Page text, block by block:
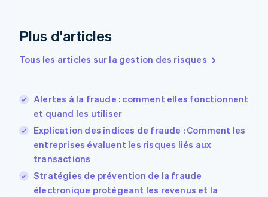
Plus d'articles
Tous les articles sur la gestion des risques
Alertes à la fraude : comment elles fonctionnent
et quand les utiliser
Explication des indices de fraude : Comment les
entreprises évaluent les risques liés aux
transactions
Stratégies de prévention de la fraude
électronique protégeant les revenus et la
Espagne
Estonie
EnglishEspañol简体中文
Finlande
English Svenska
France
FrançaisEnglish
Gibraltar
English
Grèce